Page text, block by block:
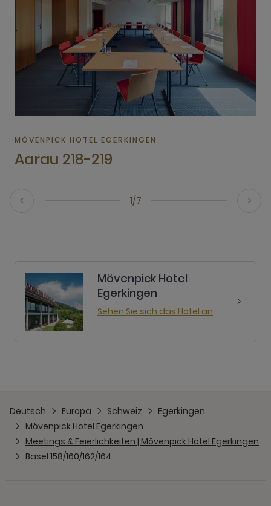
1/7
MÖVENPICK HOTEL EGERKINGEN
Aarau 218-219
Mövenpick Hotel
Egerkingen
Sehen Sie sich das Hotel an
Deutsch Europa Schweiz
Egerkingen
Mövenpick Hotel Egerkingen
Meetings & Feierlichkeiten | Mövenpick Hotel Egerkingen
Basel 158/160/162/164